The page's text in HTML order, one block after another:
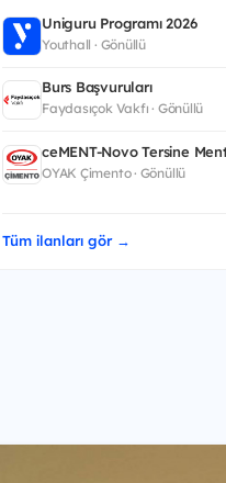
Uniguru Programı 2026
Youthall · Gönüllü
Burs Başvuruları
Faydasıçok Vakfı · Gönüllü
ceMENT-Novo Tersine
OYAK Çimento · Gönüllü
Tüm ilanları gör →